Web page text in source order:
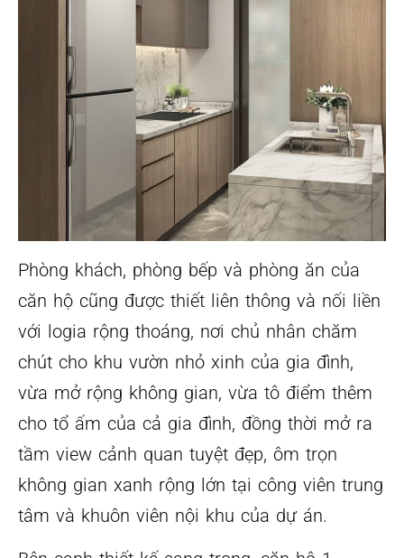
Phòng khách, phòng bếp và phòng ăn của
căn hộ cũng được thiết liên thông và nối liền
với logia rộng thoáng, nơi chủ nhân chăm
chút cho khu vườn nhỏ xinh của gia đình,
vừa mở rộng không gian, vừa tô điểm thêm
cho tổ ấm của cả gia đình, đồng thời mở ra
tầm view cảnh quan tuyệt đẹp, ôm trọn
không gian xanh rộng lớn tại công viên trung
tâm và khuôn viên nội khu của dự án.